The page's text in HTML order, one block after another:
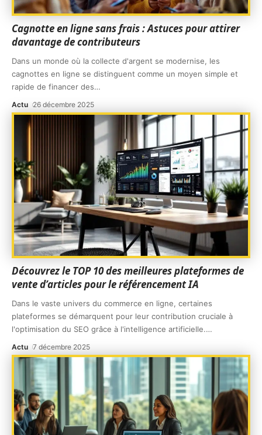
Cagnotte en ligne sans frais : Astuces pour attirer
davantage de contributeurs
Dans un monde où la collecte d'argent se modernise, les
cagnottes en ligne se distinguent comme un moyen simple et
rapide de financer des…
Actu 26 décembre 2025
Découvrez le TOP 10 des meilleures plateformes de
vente d’articles pour le référencement IA
Dans le vaste univers du commerce en ligne, certaines
plateformes se démarquent pour leur contribution cruciale à
l'optimisation du SEO grâce à l'intelligence artificielle.…
Actu 7 décembre 2025